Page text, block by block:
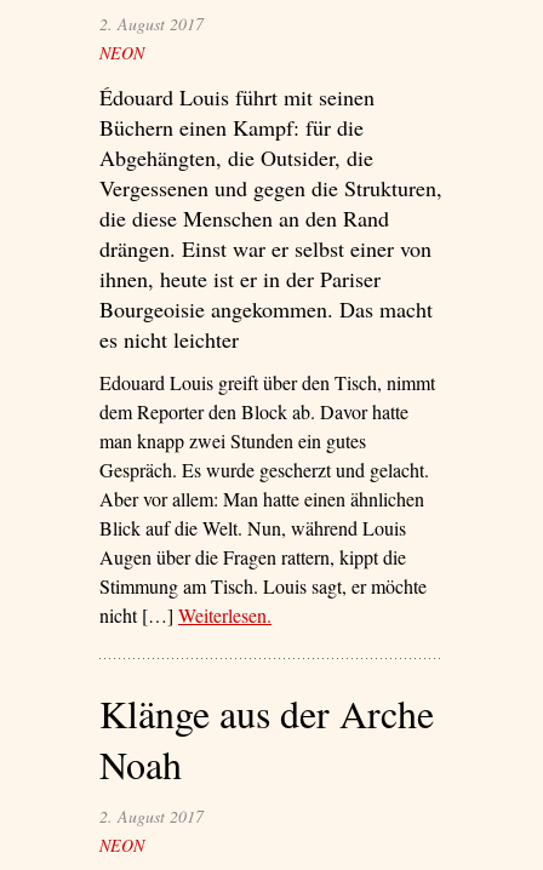
2. August 2017
NEON
Édouard Louis führt mit seinen
Büchern einen Kampf: für die
Abgehängten, die Outsider, die
Vergessenen und gegen die Strukturen,
die diese Menschen an den Rand
drängen. Einst war er selbst einer von
ihnen, heute ist er in der Pariser
Bourgeoisie angekommen. Das macht
es nicht leichter
Edouard Louis greift über den Tisch, nimmt
dem Reporter den Block ab. Davor hatte
man knapp zwei Stunden ein gutes
Gespräch. Es wurde gescherzt und gelacht.
Aber vor allem: Man hatte einen ähnlichen
Blick auf die Welt. Nun, während Louis
Augen über die Fragen rattern, kippt die
Stimmung am Tisch. Louis sagt, er möchte
nicht […] Weiterlesen– ‘Verachtet, verletzt, verehrt’
.
Klänge aus der Arche
Noah
2. August 2017
NEON